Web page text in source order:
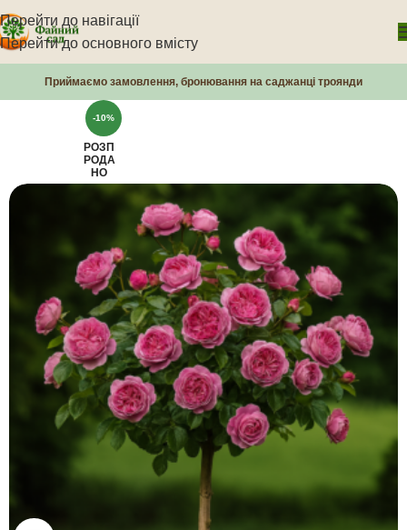
Перейти до навігації
Перейти до основного вмісту
Приймаємо замовлення, бронювання на саджанці троянди
-10%
РОЗП
РОДА
НО